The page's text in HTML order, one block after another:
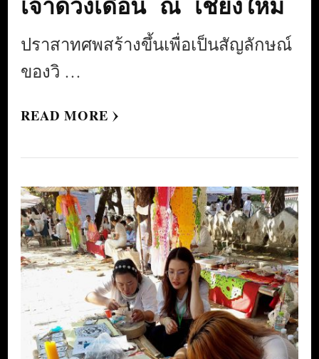
ปราสาทศพสร้างขึ้นเพื่อเป็นสัญลักษณ์
ของวิ …
READ MORE